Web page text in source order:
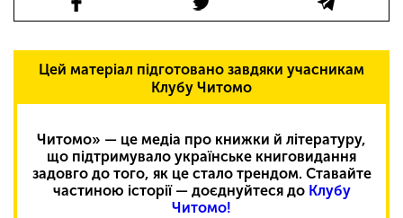
Цей матеріал підготовано завдяки учасникам
Клубу Читомо
Читомо» — це медіа про книжки й літературу,
що підтримувало українське книговидання
задовго до того, як це стало трендом. Ставайте
частиною історії — доєднуйтеся до Клубу
Читомо!